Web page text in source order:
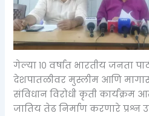
गेल्या १० वर्षात भारतीय जनता
देशपातळीवर मुस्लीम आणि
संविधान विरोधी कृती कार्यक्रम
जातिय तेढ निर्माण करणारे